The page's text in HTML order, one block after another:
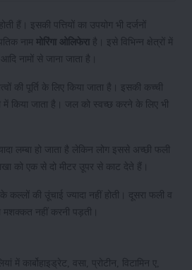
हैं। इसकी पत्तियों का उपयोग भी दर्जनों
नाम मोरिंगा ओलिफेरा है। इसे विभिन्न क्षेत्रों में
नामों से जाना जाता है।
की पूर्ति के लिए किया जाता है। इसकी कच्ची
में किया जाता है। जल को स्वच्छ करने के लिए भी
लम्बा हो जाता है लेकिन लोग इससे अच्छी फली
को एक से दो मीटर उूपर से काट देते हैं।
की उूंचाई ज्यादा नहीं होती। दूसरा फली व
मशक्कत नहीं करनी पड़ती।
में कार्बोहाइड्रेट, वसा, प्रोटीन, विटामिन ए,